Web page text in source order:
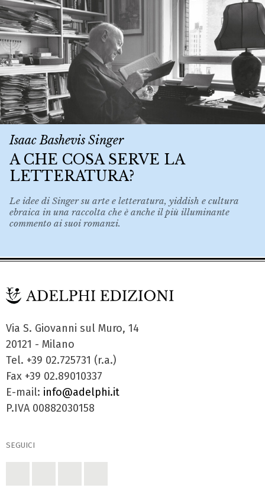
Isaac Bashevis Singer
A CHE COSA SERVE LA
LETTERATURA?
Le idee di Singer su arte e letteratura, yiddish e cultura
ebraica in una raccolta che è anche il più illuminante
commento ai suoi romanzi.
Via S. Giovanni sul Muro, 14
20121 - Milano
Tel. +39 02.725731 (r.a.)
Fax +39 02.89010337
E-mail: info@adelphi.it
P.IVA 00882030158
SEGUICI